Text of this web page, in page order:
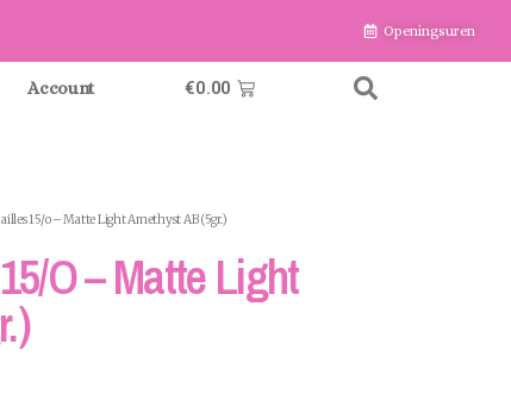
Openingsuren
Account €0.00
15/o – Matte Light Amethyst AB (5gr.)
o – Matte Light